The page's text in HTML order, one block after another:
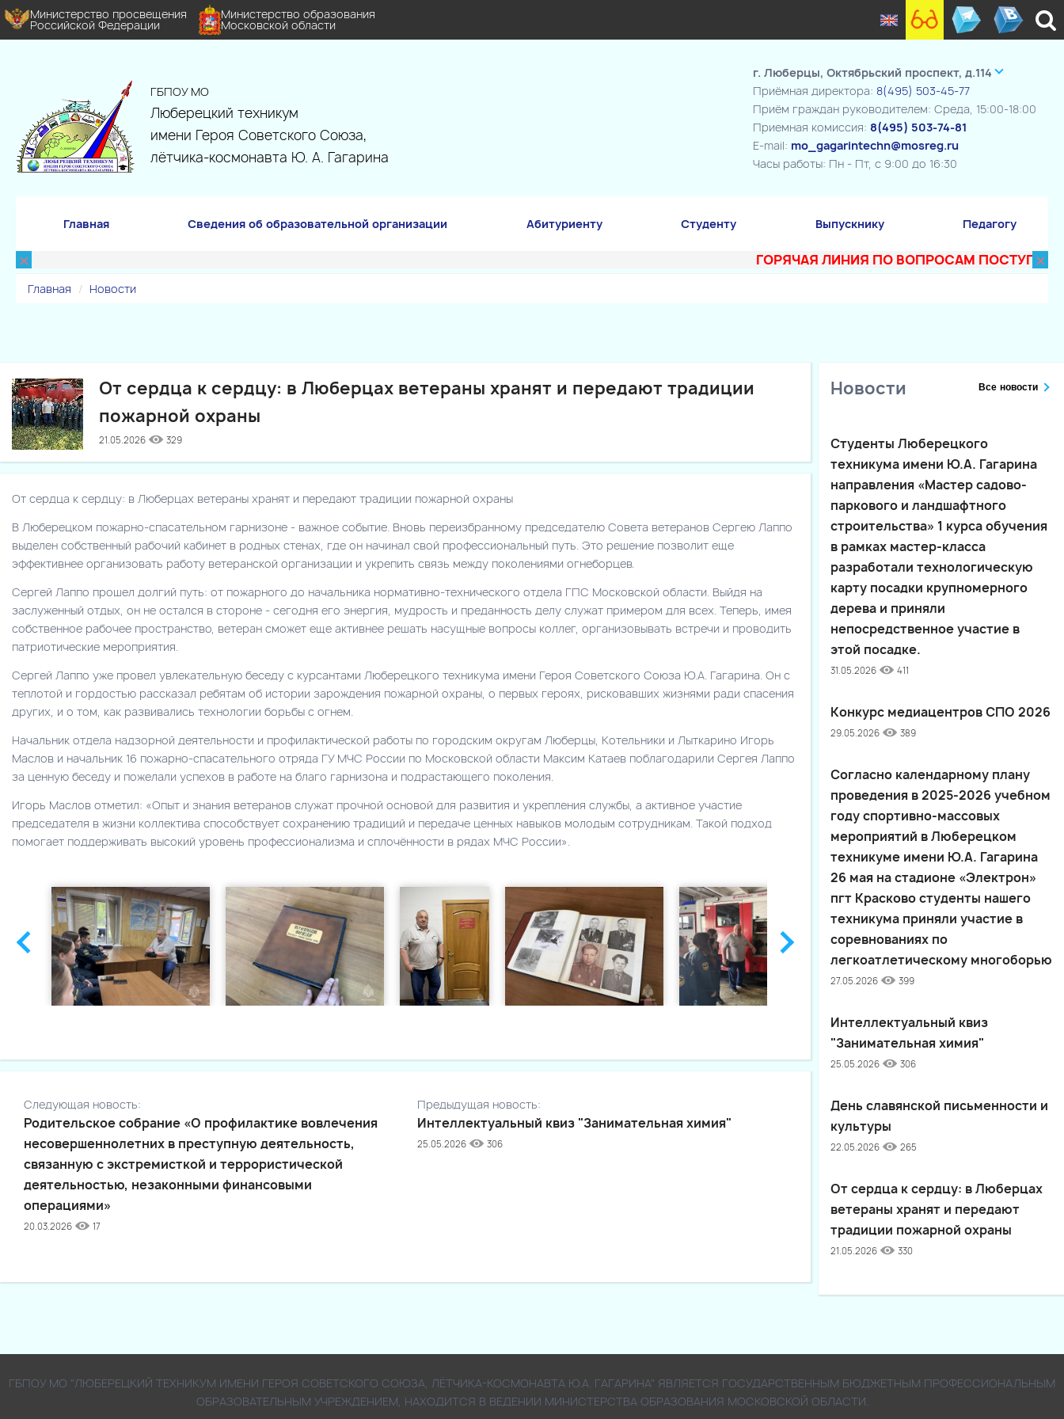
Министерство просвещения
Российской Федерации
Министерство образования
Московской области
ГБПОУ МО
Люберецкий техникум
имени Героя Советского Союза,
лётчика-космонавта Ю. А. Гагарина
г. Люберцы, Октябрьский проспект, д.114
Приёмная директора: 8(495) 503-45-77
Приём граждан руководителем: Среда, 15:00-18:00
Приемная комиссия: 8(495) 503-74-81
E-mail: mo_gagarintechn@mosreg.ru
Часы работы: Пн - Пт, с 9:00 до 16:30
Главная Сведения об образовательной организации Абитуриенту Студенту Выпускнику Педагогу
× ГОРЯЧАЯ ЛИНИЯ ПО ВОПРОСАМ ПОСТУПЛЕНИЯ
×
Главная Новости
От сердца к сердцу: в Люберцах ветераны хранят и передают традиции
пожарной охраны
21.05.2026 329
От сердца к сердцу: в Люберцах ветераны хранят и передают традиции пожарной охраны
В Люберецком пожарно-спасательном гарнизоне - важное событие. Вновь переизбранному председателю Совета ветеранов Сергею Лаппо
выделен собственный рабочий кабинет в родных стенах, где он начинал свой профессиональный путь. Это решение позволит еще
эффективнее организовать работу ветеранской организации и укрепить связь между поколениями огнеборцев.
Сергей Лаппо прошел долгий путь: от пожарного до начальника нормативно-технического отдела ГПС Московской области. Выйдя на
заслуженный отдых, он не остался в стороне - сегодня его энергия, мудрость и преданность делу служат примером для всех. Теперь, имея
собственное рабочее пространство, ветеран сможет еще активнее решать насущные вопросы коллег, организовывать встречи и проводить
патриотические мероприятия.
Сергей Лаппо уже провел увлекательную беседу с курсантами Люберецкого техникума имени Героя Советского Союза Ю.А. Гагарина. Он с
теплотой и гордостью рассказал ребятам об истории зарождения пожарной охраны, о первых героях, рисковавших жизнями ради спасения
других, и о том, как развивались технологии борьбы с огнем.
Начальник отдела надзорной деятельности и профилактической работы по городским округам Люберцы, Котельники и Лыткарино Игорь
Маслов и начальник 16 пожарно-спасательного отряда ГУ МЧС России по Московской области Максим Катаев поблагодарили Сергея Лаппо
за ценную беседу и пожелали успехов в работе на благо гарнизона и подрастающего поколения.
Игорь Маслов отметил: «Опыт и знания ветеранов служат прочной основой для развития и укрепления службы, а активное участие
председателя в жизни коллектива способствует сохранению традиций и передаче ценных навыков молодым сотрудникам. Такой подход
помогает поддерживать высокий уровень профессионализма и сплочённости в рядах МЧС России».
Следующая новость:
Родительское собрание «О профилактике вовлечения
несовершеннолетних в преступную деятельность,
связанную с экстремисткой и террористической
деятельностью, незаконными финансовыми
операциями»
20.03.2026 17
Предыдущая новость:
Интеллектуальный квиз "Занимательная химия"
25.05.2026 306
Новости Все новости
Студенты Люберецкого
техникума имени Ю.А. Гагарина
направления «Мастер садово-
паркового и ландшафтного
строительства» 1 курса обучения
в рамках мастер-класса
разработали технологическую
карту посадки крупномерного
дерева и приняли
непосредственное участие в
этой посадке.
31.05.2026 411
Конкурс медиацентров СПО 2026
29.05.2026 389
Согласно календарному плану
проведения в 2025-2026 учебном
году спортивно-массовых
мероприятий в Люберецком
техникуме имени Ю.А. Гагарина
26 мая на стадионе «Электрон»
пгт Красково студенты нашего
техникума приняли участие в
соревнованиях по
легкоатлетическому многоборью
27.05.2026 399
Интеллектуальный квиз
"Занимательная химия"
25.05.2026 306
День славянской письменности и
культуры
22.05.2026 265
От сердца к сердцу: в Люберцах
ветераны хранят и передают
традиции пожарной охраны
21.05.2026 330
ГБПОУ МО "ЛЮБЕРЕЦКИЙ ТЕХНИКУМ ИМЕНИ ГЕРОЯ СОВЕТСКОГО СОЮЗА, ЛЁТЧИКА-КОСМОНАВТА Ю.А. ГАГАРИНА" ЯВЛЯЕТСЯ ГОСУДАРСТВЕННЫМ БЮДЖЕТНЫМ ПРОФЕССИОНАЛЬНЫМ
ОБРАЗОВАТЕЛЬНЫМ УЧРЕЖДЕНИЕМ, НАХОДИТСЯ В ВЕДЕНИИ МИНИСТЕРСТВА ОБРАЗОВАНИЯ МОСКОВСКОЙ ОБЛАСТИ.